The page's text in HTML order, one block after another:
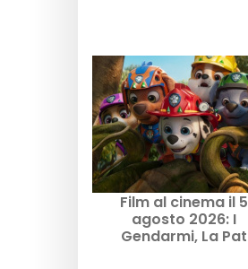
Film al cinema il 5
agosto 2026: I
Gendarmi, La Pat